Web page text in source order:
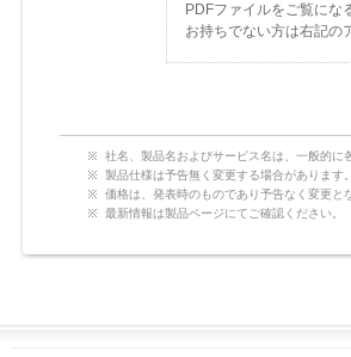
PDFファイルをご覧にな
お持ちでない方は右記の
社名、製品名およびサービス名は、一般的
製品仕様は予告無く変更する場合があります
価格は、発表時のものであり予告なく変更
最新情報は製品ページにてご確認ください。